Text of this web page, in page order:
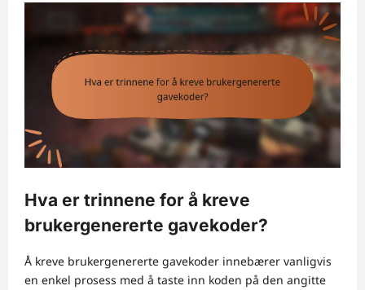
Hva er trinnene for å kreve
brukergenererte gavekoder?
Å kreve brukergenererte gavekoder innebærer vanligvis
en enkel prosess med å taste inn koden på den angitte